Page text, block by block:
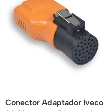
Conector Adaptador Iveco